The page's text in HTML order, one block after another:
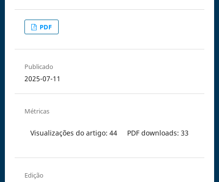
PDF
Publicado
2025-07-11
Métricas
Visualizações do artigo: 44 PDF downloads: 33
Edição